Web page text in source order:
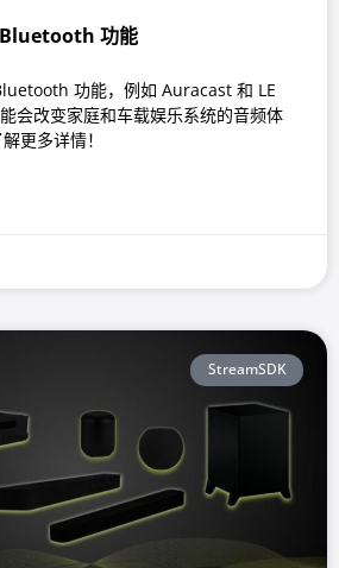
Bluetooth 功能
功能，例如 Auracast 和 LE
会改变家庭和车载娱乐系统的音频体
更多详情！
StreamSDK